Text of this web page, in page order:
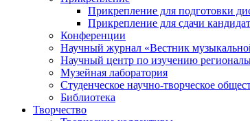
Прикрепление для подготовки
Прикрепление для сдачи
Конференции
Научный журнал «Вестник
Научный центр по изучению
Музейная лаборатория
Студенческое научно-творческое
Библиотека
Творчество